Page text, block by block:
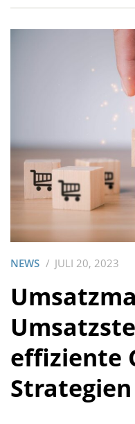
NEWS JULI 20, 2023
effiziente
Strategien